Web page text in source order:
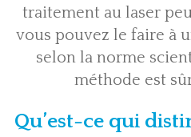
traitement au laser
vous pouvez le faire à
selon la norme
méthode est
Qu’est-ce qui